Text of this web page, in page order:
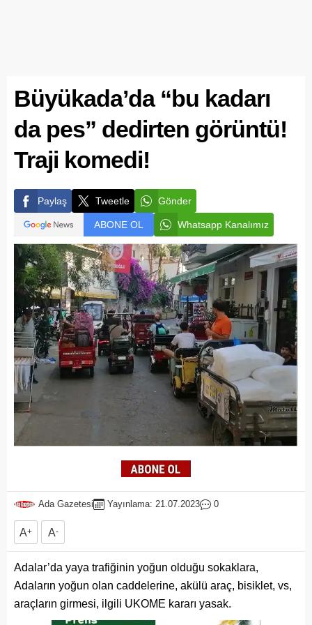
Büyükada’da “bu kadarı
da pes” dedirten görüntü!
Traji komedi!
Paylaş Tweetle Gönder
ABONE OL Whatsapp Kanalımız
Ada Gazetesi Yayınlama: 21.07.2023 0
A+ A-
Adalar’da yaya trafiğinin yoğun olduğu sokaklara,
Adaların yoğun olan caddelerine, akülü araç, bisiklet, vs,
araçların girmesi, ilgili UKOME kararı yasak.